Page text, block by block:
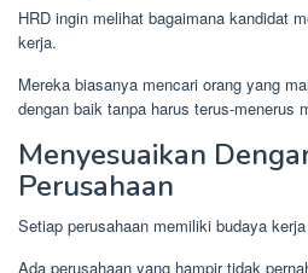
HRD ingin melihat bagaimana kandidat
kerja.
Mereka biasanya mencari orang yang
dengan baik tanpa harus terus-menerus
Menyesuaikan
Perusahaan
Setiap perusahaan memiliki budaya
Ada perusahaan yang hampir tidak